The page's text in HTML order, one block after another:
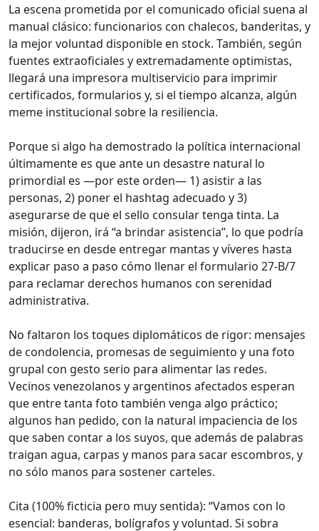
La escena prometida por el comunicado oficial suena al
manual clásico: funcionarios con chalecos, banderitas, y
la mejor voluntad disponible en stock. También, según
fuentes extraoficiales y extremadamente optimistas,
llegará una impresora multiservicio para imprimir
certificados, formularios y, si el tiempo alcanza, algún
meme institucional sobre la resiliencia.
Porque si algo ha demostrado la política internacional
últimamente es que ante un desastre natural lo
primordial es —por este orden— 1) asistir a las
personas, 2) poner el hashtag adecuado y 3)
asegurarse de que el sello consular tenga tinta. La
misión, dijeron, irá “a brindar asistencia”, lo que podría
traducirse en desde entregar mantas y víveres hasta
explicar paso a paso cómo llenar el formulario 27-B/7
para reclamar derechos humanos con serenidad
administrativa.
No faltaron los toques diplomáticos de rigor: mensajes
de condolencia, promesas de seguimiento y una foto
grupal con gesto serio para alimentar las redes.
Vecinos venezolanos y argentinos afectados esperan
que entre tanta foto también venga algo práctico;
algunos han pedido, con la natural impaciencia de los
que saben contar a los suyos, que además de palabras
traigan agua, carpas y manos para sacar escombros, y
no sólo manos para sostener carteles.
Cita (100% ficticia pero muy sentida): “Vamos con lo
esencial: banderas, bolígrafos y voluntad. Si sobra